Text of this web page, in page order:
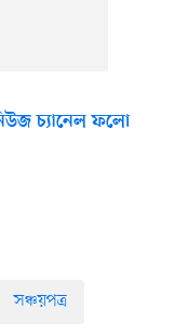
চ্যানেল ফলো
সঞ্চয়পত্র